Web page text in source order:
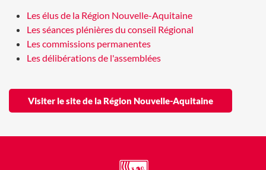
Les élus de la Région Nouvelle-Aquitaine
Les séances plénières du conseil Régional
Les commissions permanentes
Les délibérations de l'assemblées
Visiter le site de la Région Nouvelle-Aquitaine